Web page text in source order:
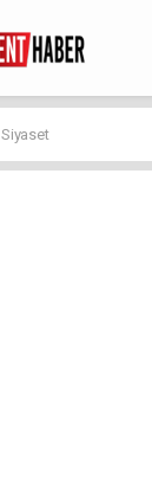
Siyaset